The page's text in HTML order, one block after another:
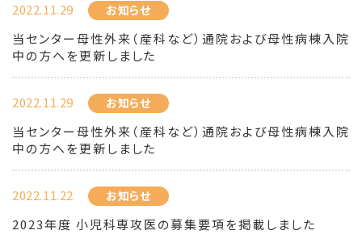
2022.11.29 お知らせ
当センター母性外来（産科など）通院および母性病棟入院
中の方へを更新しました
2022.11.29 お知らせ
当センター母性外来（産科など）通院および母性病棟入院
中の方へを更新しました
2022.11.22 お知らせ
2023年度 小児科専攻医の募集要項を掲載しました